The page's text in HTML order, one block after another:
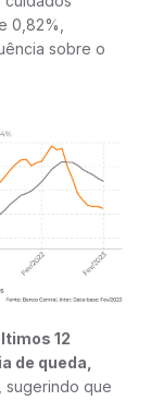
0,82%,
sobre o
12
de queda,
, sugerindo que